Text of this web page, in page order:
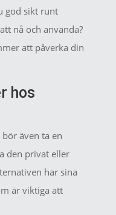
god sikt runt
nå och använda?
att påverka din
hos
även ta en
den privat eller
har sina
är viktiga att